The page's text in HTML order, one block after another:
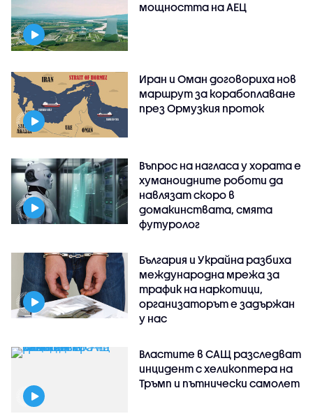
мощността на АЕЦ
Иран и Оман договориха нов
маршрут за корабоплаване
през Ормузкия проток
Въпрос на нагласа у хората е
хуманоидните роботи да
навлязат скоро в
домакинствата, смята
футуролог
България и Украйна разбиха
международна мрежа за
трафик на наркотици,
организаторът е задържан
у нас
Властите в САЩ разследват
инцидент с хеликоптера на
Тръмп и пътнически самолет